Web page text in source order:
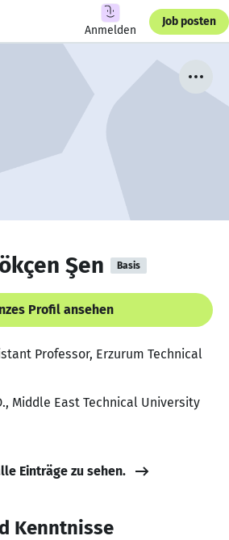
Anmelden
Job posten
Şen Basis
Profil ansehen
Professor, Erzurum Technical
Middle East Technical University
Einträge zu sehen.
Kenntnisse